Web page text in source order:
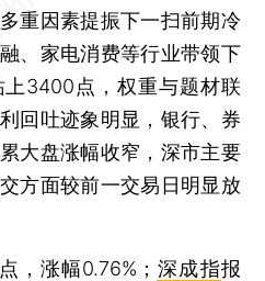
重因素提振下一扫前期冷
、家电消费等行业带领下
上3400点，权重与题材联
回吐迹象明显，银行、券
大盘涨幅收窄，深市主要
方面较前一交易日明显放
，涨幅0.76%； 深成指报